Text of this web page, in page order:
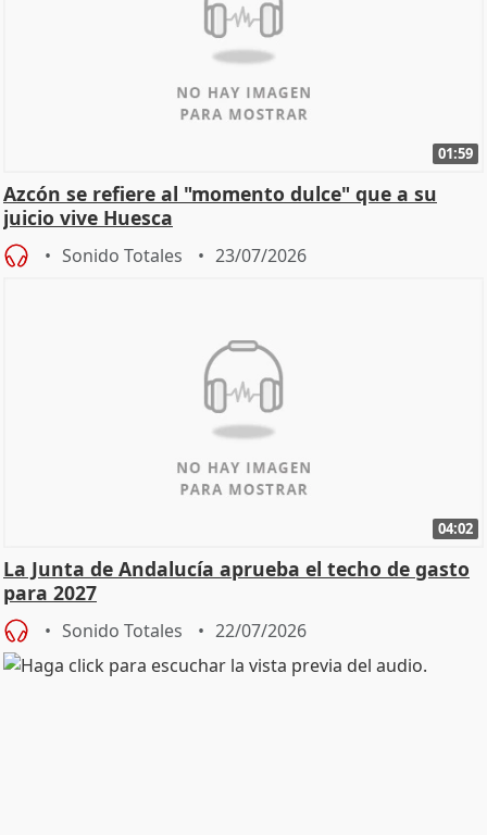
01:59
Azcón se refiere al "momento dulce" que a su
juicio vive Huesca
Sonido Totales 23/07/2026
04:02
La Junta de Andalucía aprueba el techo de gasto
para 2027
Sonido Totales 22/07/2026